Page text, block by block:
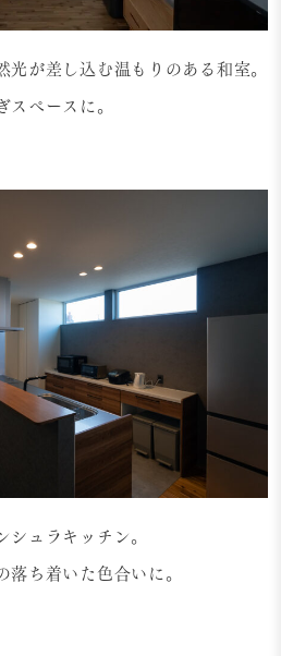
光が差し込む温もりのある和室。
スペースに。
シュラキッチン。
落ち着いた色合いに。